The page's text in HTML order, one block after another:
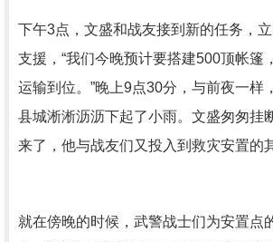
下午3点，文盛和战友接到新的任务，
支援，“我们今晚预计要搭建500顶帐篷
运输到位。”晚上9点30分，与前夜一样
县城淅淅沥沥下起了小雨。文盛匆匆挂
来了，他与战友们又投入到救灾安置的
就在傍晚的时候，武警战士们为安置点